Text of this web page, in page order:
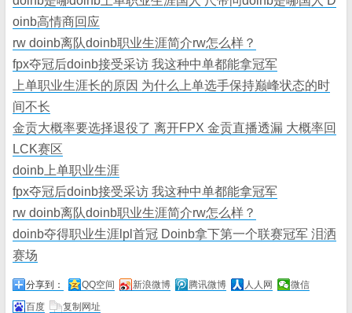
oinb高情商回应
rw doinb离队doinb职业生涯简介rw怎么样？
fpx夺冠后doinb接受采访 我这种中单都能拿冠军
上单职业生涯长的原因 为什么上单选手保持巅峰状态的时
间不长
金贡大概率要选择退役了 离开FPX 金贡直播透漏 大概率回
LCK赛区
doinb上单职业生涯
fpx夺冠后doinb接受采访 我这种中单都能拿冠军
rw doinb离队doinb职业生涯简介rw怎么样？
doinb夺得职业生涯lpl首冠 Doinb拿下第一个联赛冠军 泪洒
赛场
分享到： QQ空间 新浪微博 腾讯微博 人人网
微信
百度
复制网址